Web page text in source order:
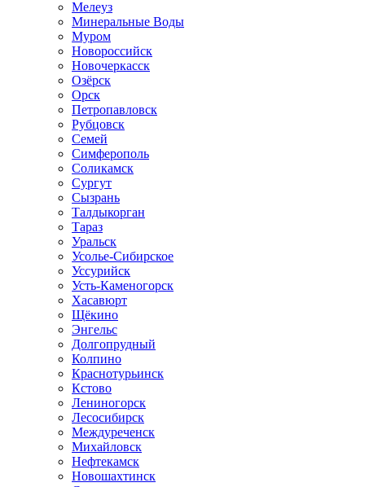
Мелеуз
Минеральные Воды
Муром
Новороссийск
Новочеркасск
Озёрск
Орск
Петропавловск
Рубцовск
Семей
Симферополь
Соликамск
Сургут
Сызрань
Талдыкорган
Тараз
Уральск
Усолье-Сибирское
Уссурийск
Усть-Каменогорск
Хасавюрт
Щёкино
Энгельс
Долгопрудный
Колпино
Краснотурьинск
Кстово
Лениногорск
Лесосибирск
Междуреченск
Михайловск
Нефтекамск
Новошахтинск